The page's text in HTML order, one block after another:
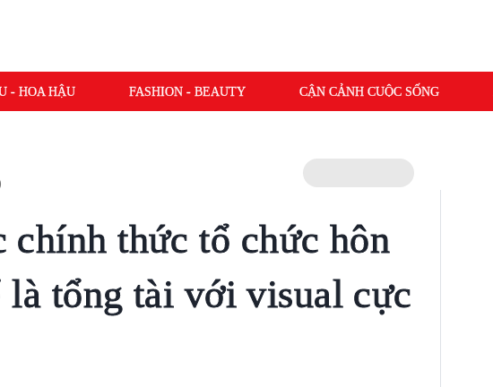
- HOA HẬU FASHION - BEAUTY CẬN CẢNH CUỘC SỐNG
chính thức tổ chức hôn
là tổng tài với visual cực